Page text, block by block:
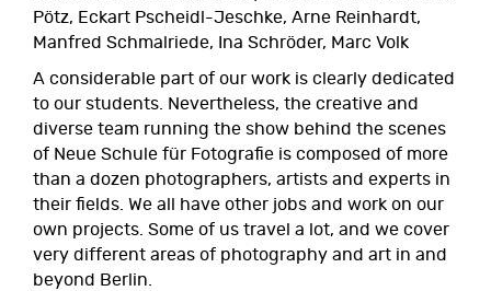
Pötz, Eckart Pscheidl-Jeschke, Arne Reinhardt,
Manfred Schmalriede, Ina Schröder, Marc Volk
A considerable part of our work is clearly dedicated
to our students. Nevertheless, the creative and
diverse team running the show behind the scenes
of Neue Schule für Fotografie is composed of more
than a dozen photographers, artists and experts in
their fields. We all have other jobs and work on our
own projects. Some of us travel a lot, and we cover
very different areas of photography and art in and
beyond Berlin.